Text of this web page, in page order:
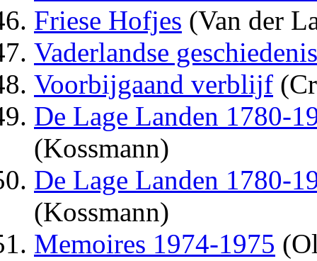
Friese Hofjes (Van der
Vaderlandse geschiedenis
Voorbijgaand verblijf
De Lage Landen 1780-
(Kossmann)
De Lage Landen 1780-
(Kossmann)
Memoires 1974-1975